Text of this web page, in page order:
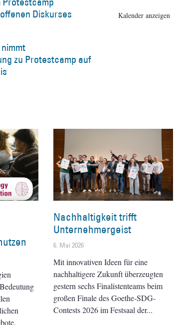
Diskurses
zu Protestcamp auf
Kalender anzeigen
Nachhaltigkeit trifft
Unternehmergeist
6. Mai 2026
Mit innovativen Ideen für eine
nachhaltigere Zukunft überzeugten
gestern sechs Finalistenteams beim
großen Finale des Goethe-SDG-
Contests 2026 im Festsaal der